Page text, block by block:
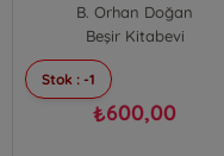
B. Orhan Doğan
Beşir Kitabevi
Stok : -1
₺600,00